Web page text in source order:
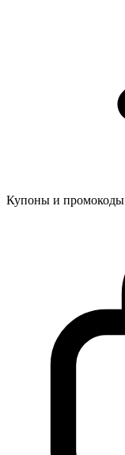
Купоны и промокоды